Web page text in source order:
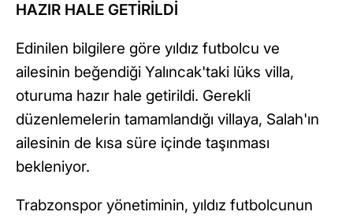
HAZIR HALE GETİRİLDİ
Edinilen bilgilere göre yıldız futbolcu ve
ailesinin beğendiği Yalıncak'taki lüks villa,
oturuma hazır hale getirildi. Gerekli
düzenlemelerin tamamlandığı villaya, Salah'ın
ailesinin de kısa süre içinde taşınması
bekleniyor.
Trabzonspor yönetiminin, yıldız futbolcunun